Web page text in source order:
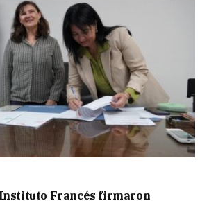
Francés firmaron